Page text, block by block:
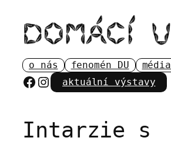
obsah
o nás fenomén DU média
Facebook
Instagram
aktuální výstavy
Intarzie s